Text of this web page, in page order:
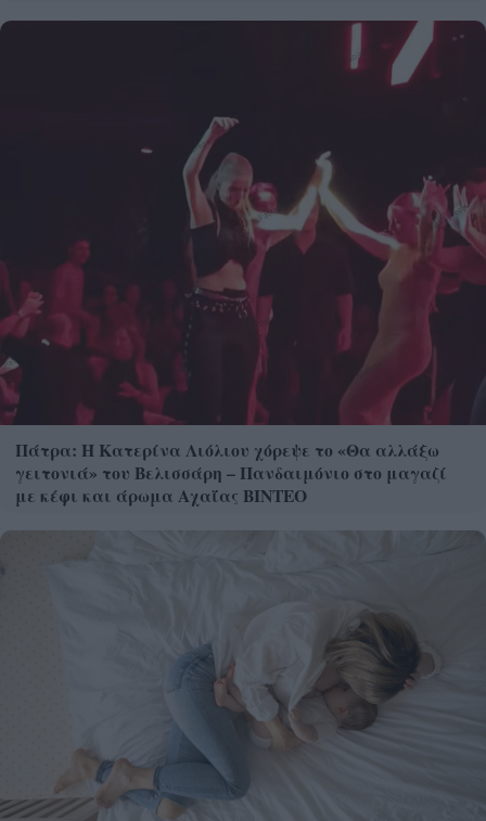
Πάτρα: Η Κατερίνα Λιόλιου χόρεψε το «Θα αλλάξω
γειτονιά» του Βελισσάρη – Πανδαιμόνιο στο μαγαζί
με κέφι και άρωμα Αχαΐας ΒΙΝΤΕΟ